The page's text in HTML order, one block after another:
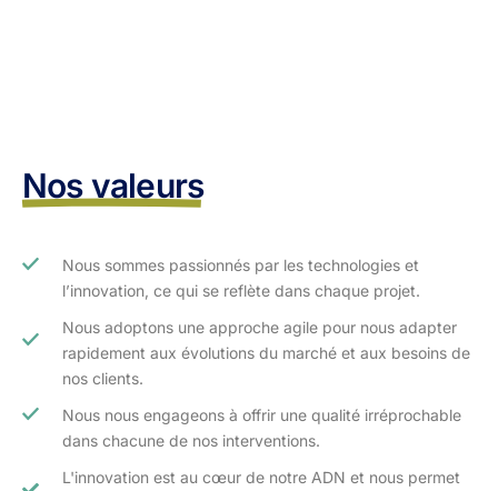
Nos valeurs
Nous sommes passionnés par les technologies et
l’innovation, ce qui se reflète dans chaque projet.
Nous adoptons une approche agile pour nous adapter
rapidement aux évolutions du marché et aux besoins de
nos clients.​
Nous nous engageons à offrir une qualité irréprochable
dans chacune de nos interventions.
L'innovation est au cœur de notre ADN et nous permet